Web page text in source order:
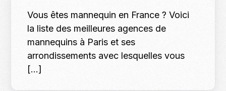
Vous êtes mannequin en France ? Voici
la liste des meilleures agences de
mannequins à Paris et ses
arrondissements avec lesquelles vous
[…]